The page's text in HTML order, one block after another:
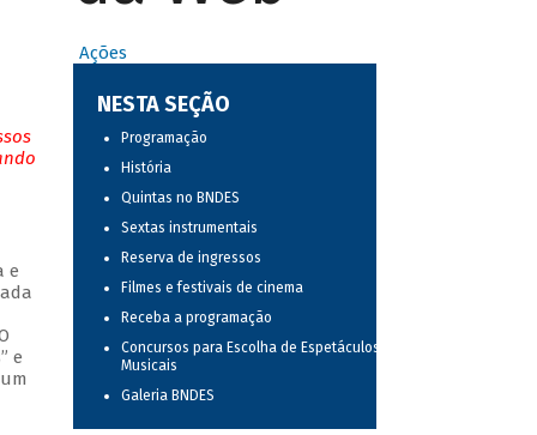
e
e
Ações
NESTA SEÇÃO
Programação
História
Quintas no BNDES
Sextas instrumentais
Reserva de ingressos
Filmes e festivais de cinema
Receba a programação
Concursos para Escolha de Espetáculos
Musicais
Galeria BNDES